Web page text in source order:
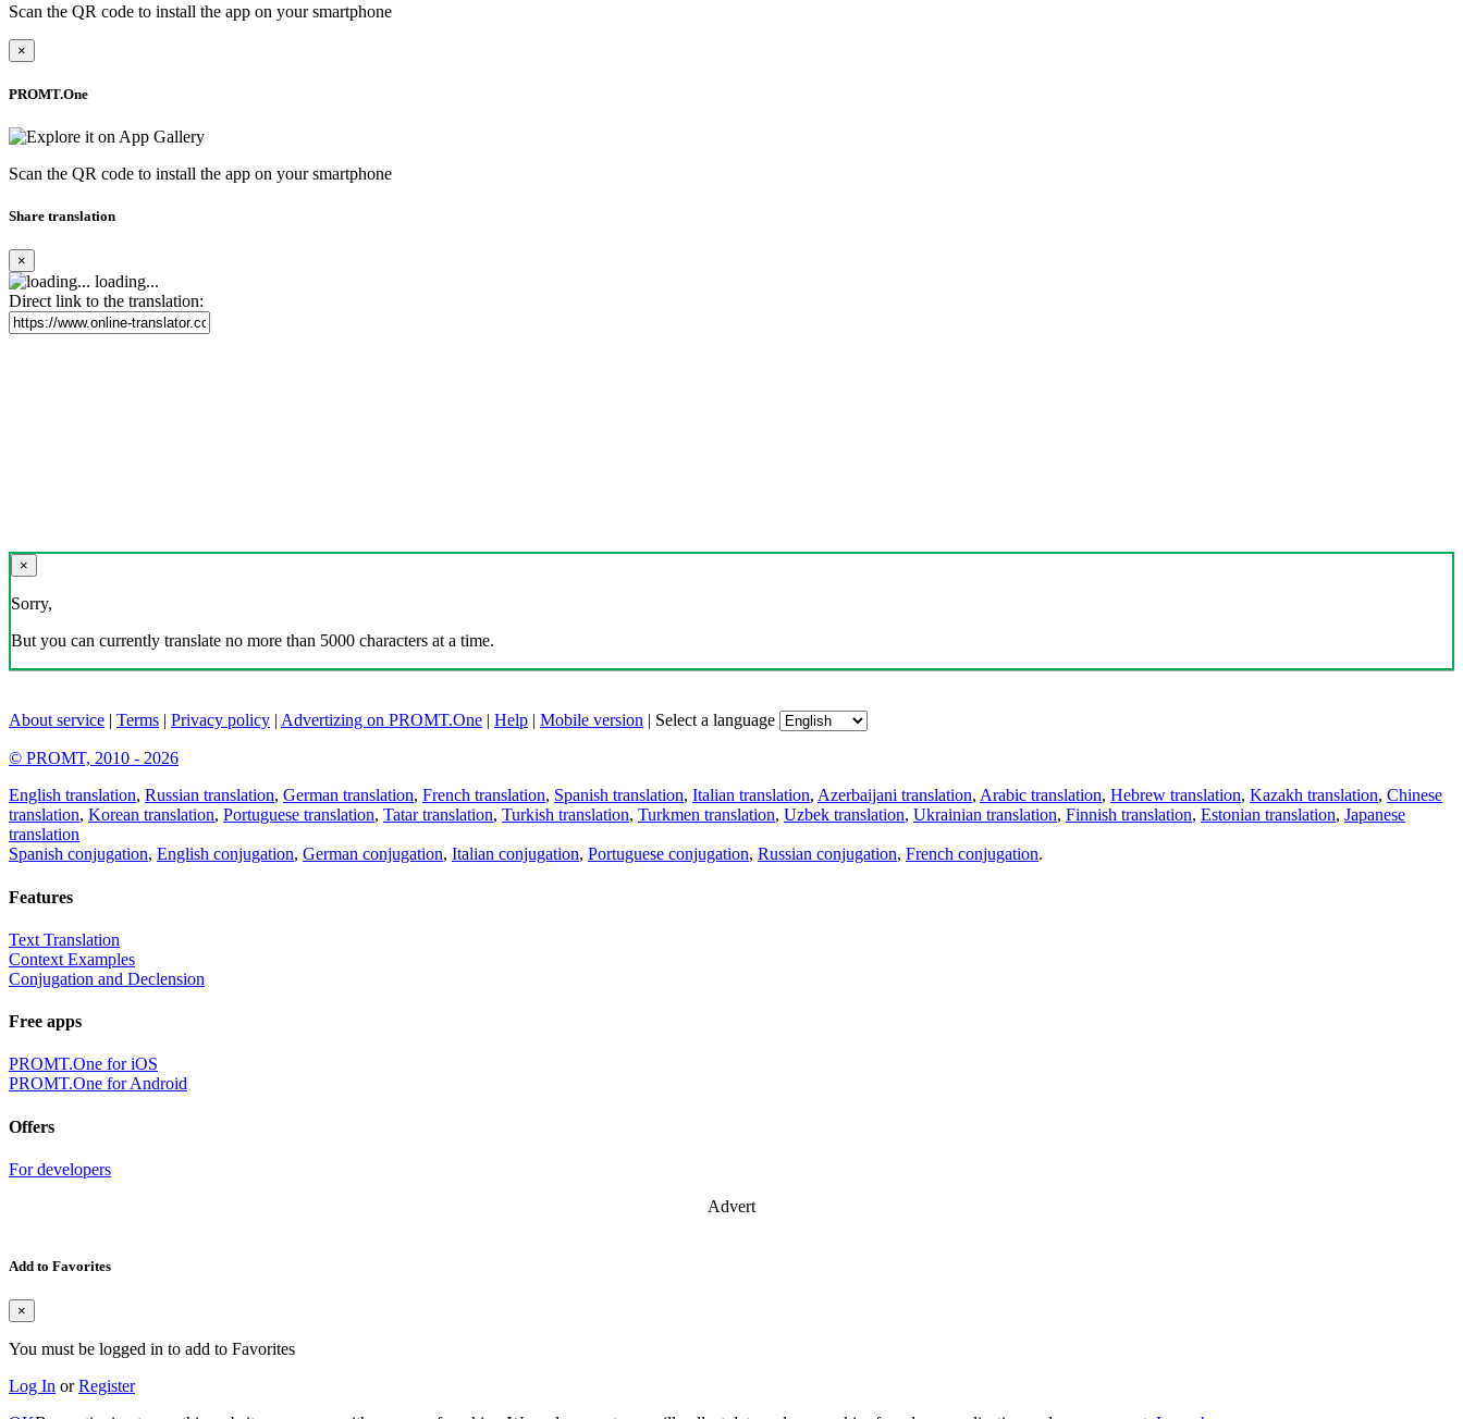
Scan the QR code to install the app on your smartphone
×
PROMT.One
Scan the QR code to install the app on your smartphone
Share translation
×
loading...
Direct link to the translation:
×
Sorry,
But you can currently translate no more than 5000 characters at a time.
About service | Terms | Privacy policy | Advertizing on PROMT.One | Help | Mobile version | Select a language
© PROMT, 2010 - 2026
English translation, Russian translation, German translation, French translation, Spanish translation, Italian translation, Azerbaijani translation, Arabic translation, Hebrew translation, Kazakh translation, Chinese
translation, Korean translation, Portuguese translation, Tatar translation, Turkish translation, Turkmen translation, Uzbek translation, Ukrainian translation, Finnish translation, Estonian translation, Japanese
translation
Spanish conjugation, English conjugation, German conjugation, Italian conjugation, Portuguese conjugation, Russian conjugation, French conjugation.
Features
Text Translation
Context Examples
Conjugation and Declension
Free apps
PROMT.One for iOS
PROMT.One for Android
Offers
For developers
Advert
Add to Favorites
×
You must be logged in to add to Favorites
Log In orRegister